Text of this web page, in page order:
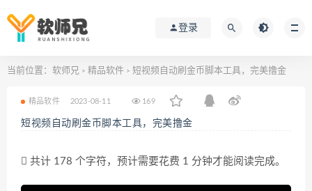
登录
当前位置： 软师兄 > 精品软件 > 短视频自动刷金币脚本工具，完美撸金
精品软件 2023-08-11 169
短视频自动刷金币脚本工具，完美撸金
共计 178 个字符，预计需要花费 1 分钟才能阅读完成。